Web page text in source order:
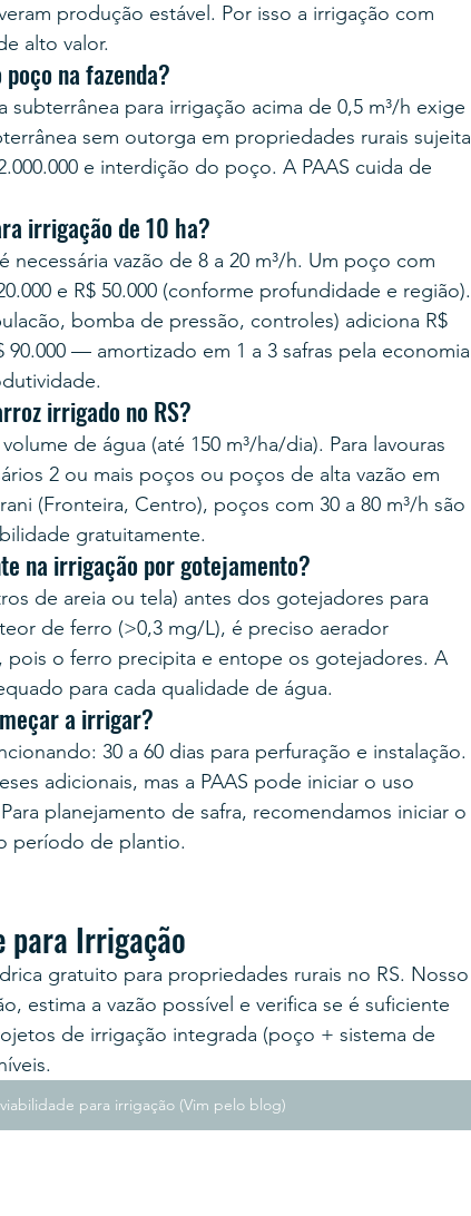
produção estável. Por isso a irrigação com
alto valor.
na fazenda?
para irrigação acima de 0,5 m³/h exige
sem outorga em propriedades rurais sujeita
e interdição do poço. A PAAS cuida de
irrigação de 10 ha?
necessária vazão de 8 a 20 m³/h. Um poço com
e R$ 50.000 (conforme profundidade e região).
bomba de pressão, controles) adiciona R$
90.000 — amortizado em 1 a 3 safras pela economia
irrigado no RS?
de água (até 150 m³/ha/dia). Para lavouras
2 ou mais poços ou poços de alta vazão em
(Fronteira, Centro), poços com 30 a 80 m³/h são
gratuitamente.
na irrigação por gotejamento?
de areia ou tela) antes dos gotejadores para
de ferro (>0,3 mg/L), é preciso aerador
pois o ferro precipita e entope os gotejadores. A
para cada qualidade de água.
a irrigar?
30 a 60 dias para perfuração e instalação.
adicionais, mas a PAAS pode iniciar o uso
planejamento de safra, recomendamos iniciar o
período de plantio.
para Irrigação
gratuito para propriedades rurais no RS. Nosso
estima a vazão possível e verifica se é suficiente
de irrigação integrada (poço + sistema de
para irrigação (Vim pelo blog)